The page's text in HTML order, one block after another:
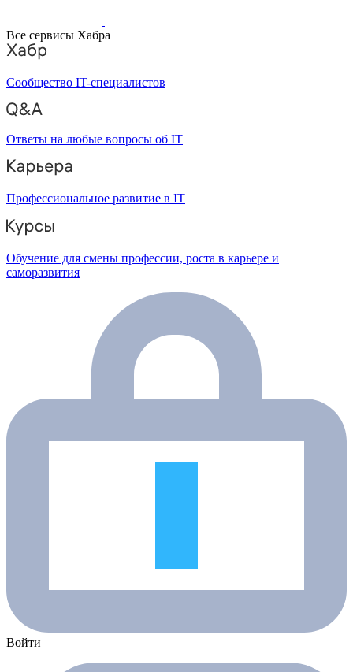
Все сервисы Хабра
Сообщество IT-специалистов
Ответы на любые вопросы об IT
Профессиональное развитие в IT
Обучение для смены профессии, роста в карьере и
саморазвития
Войти